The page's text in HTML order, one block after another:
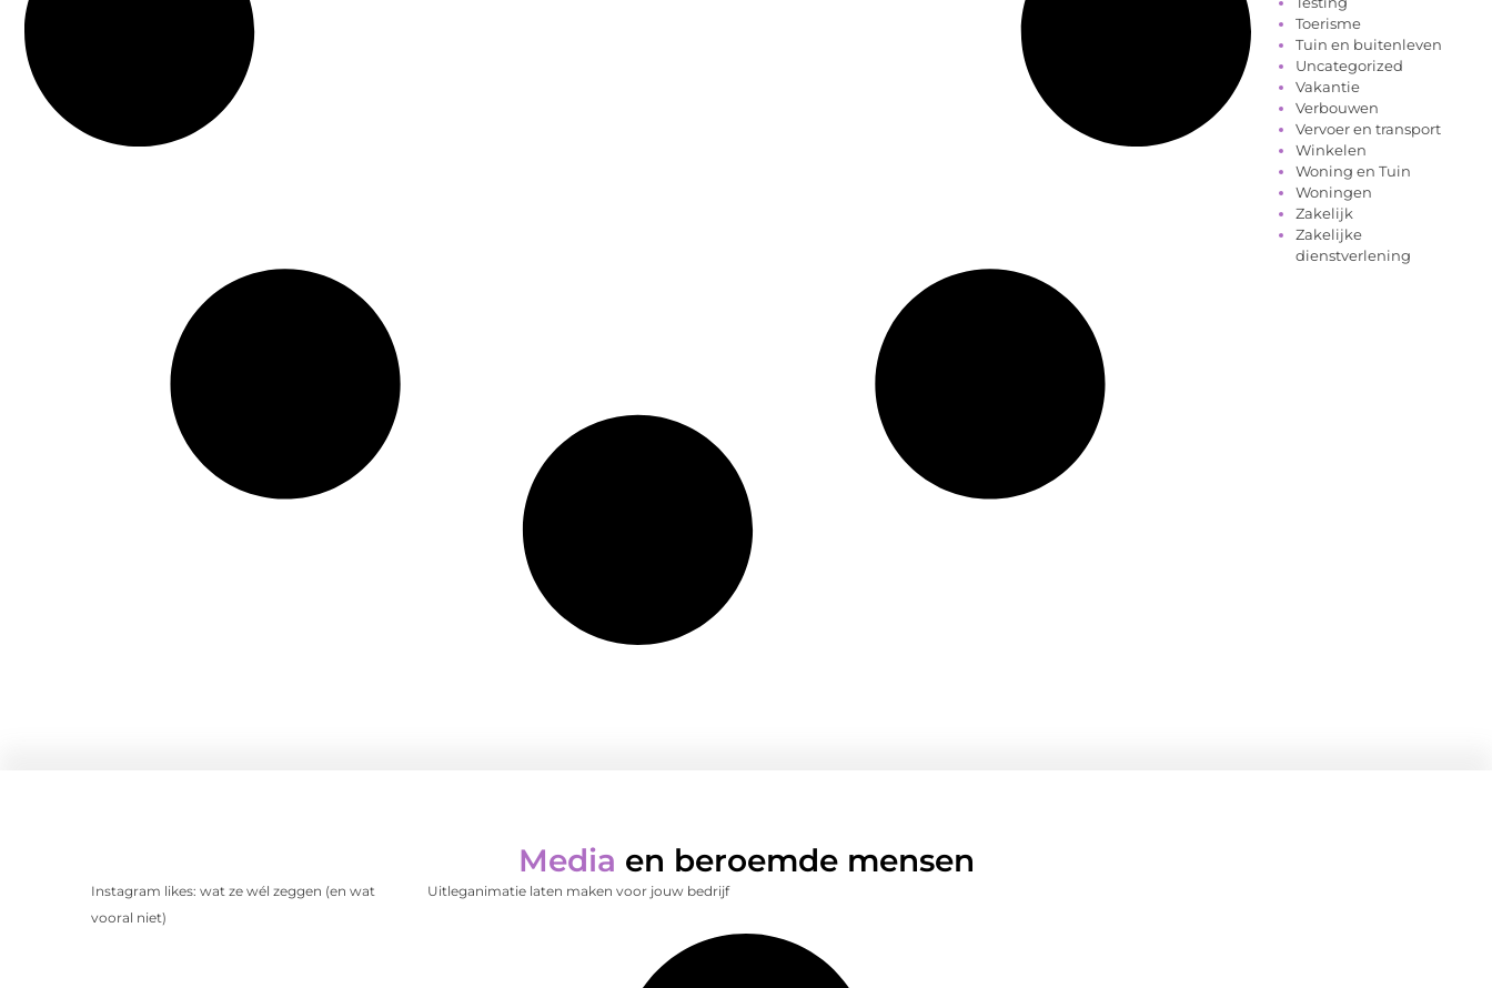
Toerisme
Tuin en buitenleven
Uncategorized
Vakantie
Verbouwen
Vervoer en transport
Winkelen
Woning en Tuin
Woningen
Zakelijk
Zakelijke
dienstverlening
Media en beroemde mensen
Instagram likes: wat ze wél zeggen (en wat
vooral niet)
Uitleganimatie laten maken voor jouw bedrijf